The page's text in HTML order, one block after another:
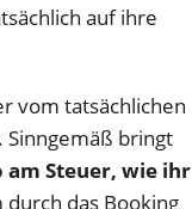
auf ihre
vom tatsächlichen
Sinngemäß bringt
am Steuer, wie ihr
das Booking